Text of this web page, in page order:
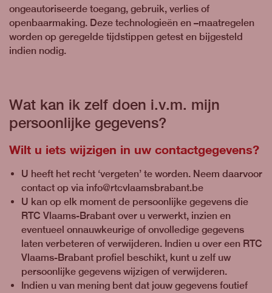
ongeautoriseerde toegang, gebruik, verlies of
openbaarmaking. Deze technologieën en –maatregelen
worden op geregelde tijdstippen getest en bijgesteld
indien nodig.
Wat kan ik zelf doen i.v.m. mijn
persoonlijke gegevens?
Wilt u iets wijzigen in uw contactgegevens?
U heeft het recht ‘vergeten’ te worden. Neem daarvoor
contact op via info@rtcvlaamsbrabant.be
U kan op elk moment de persoonlijke gegevens die
RTC Vlaams-Brabant over u verwerkt, inzien en
eventueel onnauwkeurige of onvolledige gegevens
laten verbeteren of verwijderen. Indien u over een RTC
Vlaams-Brabant profiel beschikt, kunt u zelf uw
persoonlijke gegevens wijzigen of verwijderen.
Indien u van mening bent dat jouw gegevens foutief